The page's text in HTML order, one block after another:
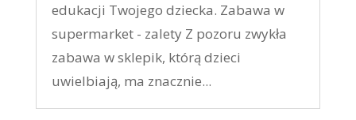
edukacji Twojego dziecka. Zabawa w
supermarket - zalety Z pozoru zwykła
zabawa w sklepik, którą dzieci
uwielbiają, ma znacznie...